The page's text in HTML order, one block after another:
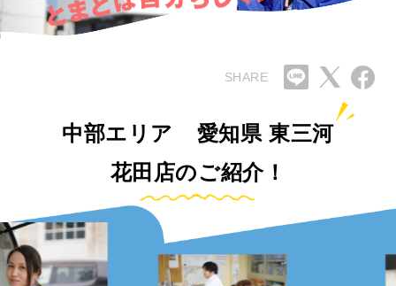
SHARE
中部エリア
愛知県 東三河
花田店のご紹介！